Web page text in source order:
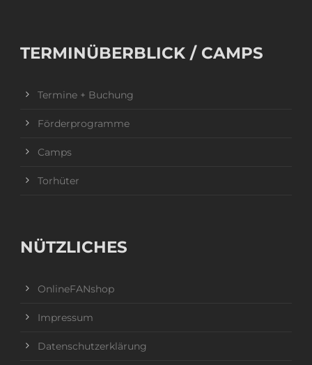
TERMINÜBERBLICK / CAMPS
Termine + Buchung
Förderprogramme
Camps
Torhüter
NÜTZLICHES
OnlineFANshop
Impressum
Datenschutzerklärung